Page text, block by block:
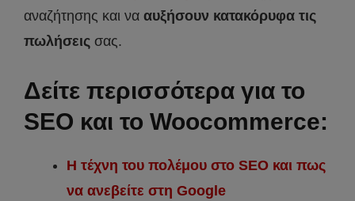
αναζήτησης και να αυξήσουν κατακόρυφα τις
πωλήσεις σας.
Δείτε περισσότερα για το
SEO και το Woocommerce:
Η τέχνη του πολέμου στο SEO και πως
να ανεβείτε στη Google